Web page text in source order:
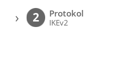
› 2 Protokol
IKEv2